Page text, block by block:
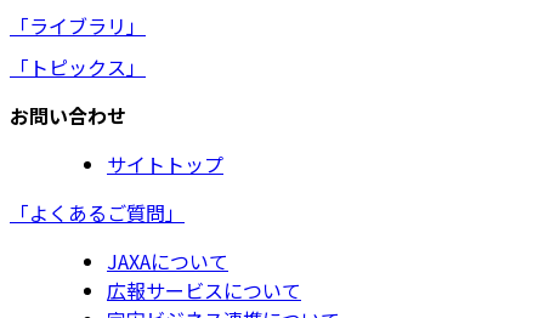
「ライブラリ」
「トピックス」
お問い合わせ
サイトトップ
「よくあるご質問」
JAXAについて
広報サービスについて